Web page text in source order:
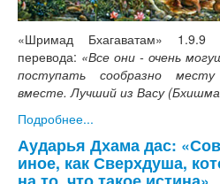
«Шримад Бхагаватам» 1.9.9
перевода: «Все они - очень
поступать сообразно
вместе. Лучший из Васу
Подробнее...
Аударья Дхама дас:
иное, как Сверхдуша,